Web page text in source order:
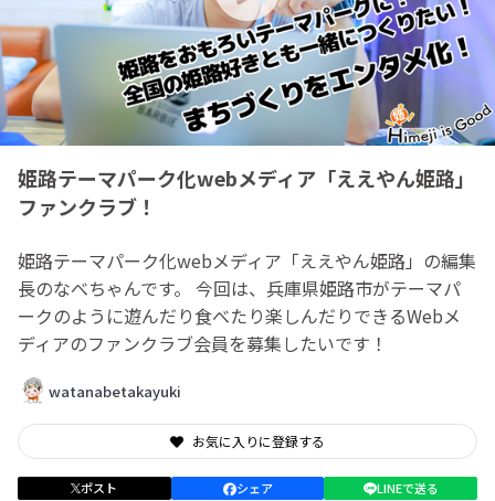
姫路テーマパーク化webメディア「ええやん姫路」
ファンクラブ！
姫路テーマパーク化webメディア「ええやん姫路」の編集
長のなべちゃんです。 今回は、兵庫県姫路市がテーマパ
ークのように遊んだり食べたり楽しんだりできるWebメ
ディアのファンクラブ会員を募集したいです！
watanabetakayuki
お気に入りに登録する
ポスト シェア LINEで送る